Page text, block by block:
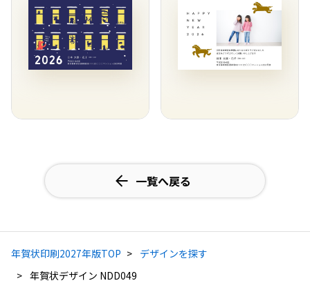
一覧へ戻る
年賀状印刷2027年版TOP
デザインを探す
年賀状デザイン NDD049